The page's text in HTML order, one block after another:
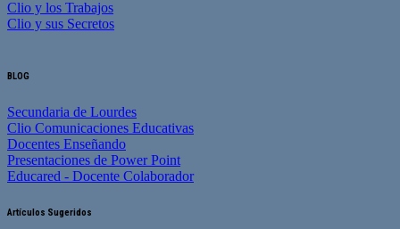
Clio y los Trabajos
Clio y sus Secretos
BLOG
Secundaria de Lourdes
Clio Comunicaciones Educativas
Docentes Enseñando
Presentaciones de Power Point
Educared - Docente Colaborador
Artículos Sugeridos